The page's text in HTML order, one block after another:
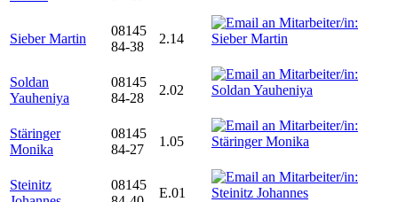
Sieber Martin
08145
84-38
2.14
Soldan
Yauheniya
08145
84-28
2.02
Stäringer
Monika
08145
84-27
1.05
Steinitz
08145
E.01